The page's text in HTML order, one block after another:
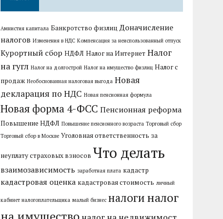
Амнистия капитала Банкротство физлиц Доначисление
налогов Изменения в НДС Компенсация за неиспользованный отпуск
Курортный сбор НДФЛ Налог на Интернет Налог
на гугл Налог на долгострой Налог на имущество физлиц Налог с
продаж Необоснованная налоговая выгода Новая
декларация по НДС Новая пенсионная формула
Новая форма 4-ФСС Пенсионная реформа
Повышение НДФЛ Повышение пенсионного возраста Торговый сбор
Торговый сбор в Москве Уголовная ответственность за
неуплату страховых взносов Что делать
взаимозависимость заработная плата кадастр
кадастровая оценка кадастровая стоимость личный
кабинет налогоплательщика малый бизнес налоги налог